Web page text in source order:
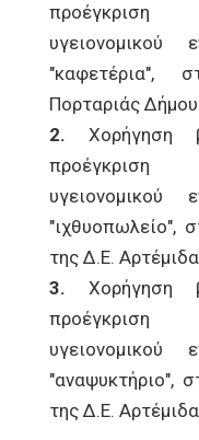
προέγκριση
υγειονομικού
"καφετέρια",
Πορταριάς
2. Χορήγηση
προέγκριση
υγειονομικού
"ιχθυοπωλείο",
της Δ.Ε.
3. Χορήγηση
προέγκριση
υγειονομικού
"αναψυκτήριο",
της Δ.Ε.